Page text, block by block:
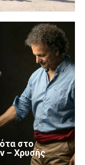
στο
– Χρυσής